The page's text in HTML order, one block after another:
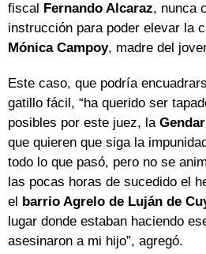
fiscal Fernando Alcaraz, nunca
instrucción para poder elevar la
Mónica Campoy, madre del
Este caso, que podría
gatillo fácil, “ha querido ser
posibles por este juez, la
que quieren que siga la
todo lo que pasó, pero no se
las pocas horas de sucedido el
el barrio Agrelo de Luján de
lugar donde estaban haciendo
asesinaron a mi hijo”, agregó.